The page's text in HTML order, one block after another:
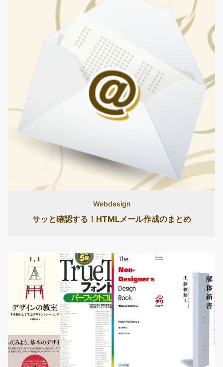
Webdesign
サッと確認する！HTMLメール作成のまとめ